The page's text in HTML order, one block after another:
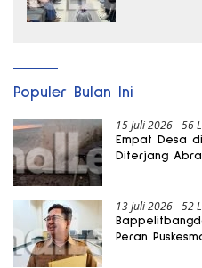
Populer Bulan Ini
15 Juli 2026 56
Empat Desa
Diterjang
13 Juli 2026 52
Peran